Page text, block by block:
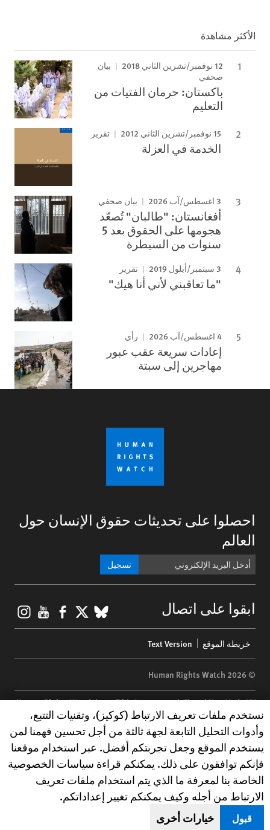
الأكثر مشاهدة
12 نوفمبر/تشرين الثاني 2018
بيان
صحفي
باكستان: حرمان الفتيات من
التعليم
15 نوفمبر/تشرين الثاني 2012 تقرير
الخدمة في العزلة
3 اغسطس/آب 2026 بيان صحفي
أفغانستان: "طالبان" تُصعّد
هجومها على الحقوق بعد 5
سنوات من السيطرة
3 سبتمبر/أيلول 2019 تقرير
"ما تعاقبني لأني أنا هيك"
4 اغسطس/آب 2026 رأي
إعادات سريعة عقب عبور
مهاجرين إلى سبتة
احصلوا على تحديثات حقوق الإنسان حول
العالم
تسجيل
ابقوا على اتصال BlueSky
X
menu
خريطة الموقع Text Version
© 2026 Human Rights Watch
Human Rights Watch| 350 Fifth Avenue, 34th Floor | New York,NY
10118-3299 USA|t 1.212.290.4700
Human Rights Watchis a 501(C)(3) nonprofit registered in the US
under EIN: 13-2875808
Human Rights Watch cookie preferences
نستخدم ملفات تعريف الارتباط (كوكيز)، وتقنيات التتبع،
وأدوات التحليل التابعة لجهة ثالثة من أجل تحسين فهمنا لمن
يستخدم الموقع وجعل تجربتكم أفضل. عبر استخدام موقعنا
فإنكم توافقون على ذلك. يمكنكم قراءة سياسات الخصوصية
الخاصة بنا لمعرفة ما الذي يتم استخدام ملفات تعريف
الارتباط من أجله وكيف يمكنكم تغيير إعداداتكم.
قبول خيارات أخرى